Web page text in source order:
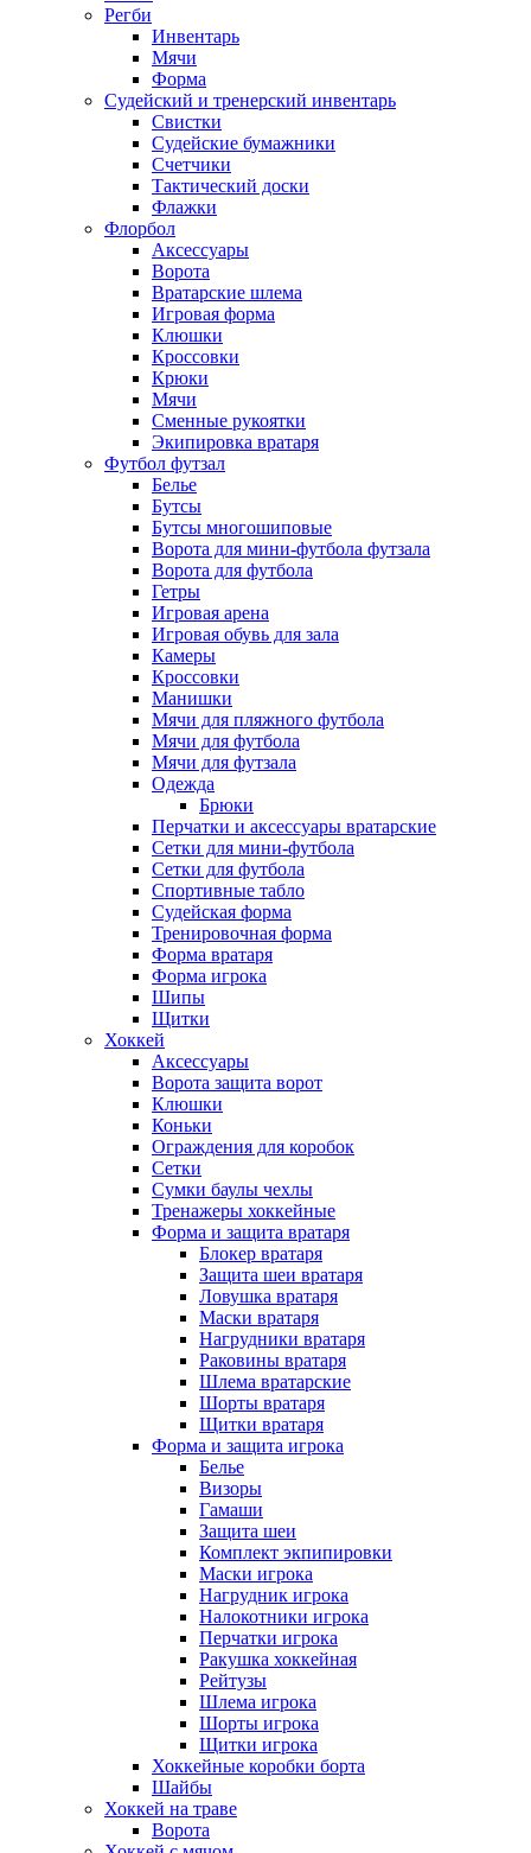
Регби
Инвентарь
Мячи
Форма
Судейский и тренерский инвентарь
Свистки
Судейские бумажники
Счетчики
Тактический доски
Флажки
Флорбол
Аксессуары
Ворота
Вратарские шлема
Игровая форма
Клюшки
Кроссовки
Крюки
Мячи
Сменные рукоятки
Экипировка вратаря
Футбол футзал
Белье
Бутсы
Бутсы многошиповые
Ворота для мини-футбола футзала
Ворота для футбола
Гетры
Игровая арена
Игровая обувь для зала
Камеры
Кроссовки
Манишки
Мячи для пляжного футбола
Мячи для футбола
Мячи для футзала
Одежда
Брюки
Перчатки и аксессуары вратарские
Сетки для мини-футбола
Сетки для футбола
Спортивные табло
Судейская форма
Тренировочная форма
Форма вратаря
Форма игрока
Шипы
Щитки
Хоккей
Аксессуары
Ворота защита ворот
Клюшки
Коньки
Ограждения для коробок
Сетки
Сумки баулы чехлы
Тренажеры хоккейные
Форма и защита вратаря
Блокер вратаря
Защита шеи вратаря
Ловушка вратаря
Маски вратаря
Нагрудники вратаря
Раковины вратаря
Шлема вратарские
Шорты вратаря
Щитки вратаря
Форма и защита игрока
Белье
Визоры
Гамаши
Защита шеи
Комплект экпипировки
Маски игрока
Нагрудник игрока
Налокотники игрока
Перчатки игрока
Ракушка хоккейная
Рейтузы
Шлема игрока
Шорты игрока
Щитки игрока
Хоккейные коробки борта
Шайбы
Хоккей на траве
Ворота